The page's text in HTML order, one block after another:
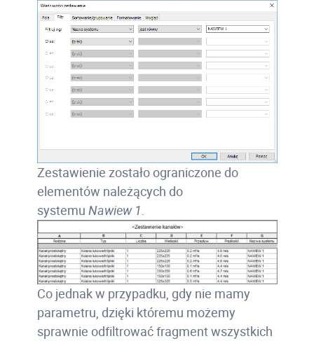
Zestawienie zostało ograniczone do
elementów należących do
systemu Nawiew 1.
Co jednak w przypadku, gdy nie mamy
parametru, dzięki któremu możemy
sprawnie odfiltrować fragment wszystkich